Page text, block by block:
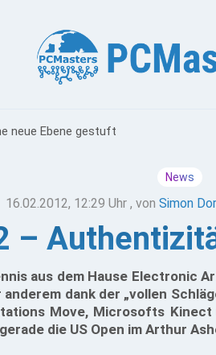
neue Ebene gestuft
News
16.02.2012, 12:29 Uhr , von Simon
–
aus dem Hause Electronic
anderem dank der „vollen
Move, Microsofts Kinect
die US Open im Arthur